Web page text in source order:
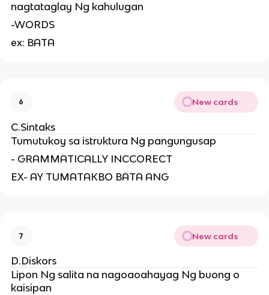
nagtataglay Ng kahulugan
-WORDS
ex: BATA
6 New cards
C.Sintaks
Tumutukoy sa istruktura Ng pangungusap
- GRAMMATICALLY INCCORECT
EX- AY TUMATAKBO BATA ANG
7 New cards
D.Diskors
Lipon Ng salita na nagoaoahayag Ng buong o
kaisipan